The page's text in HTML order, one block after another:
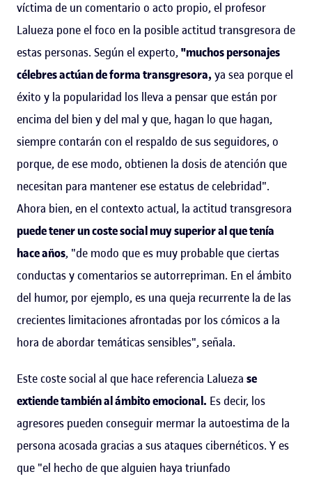
víctima de un comentario o acto propio, el profesor
Lalueza pone el foco en la posible actitud transgresora de
estas personas. Según el experto, "muchos personajes
célebres actúan de forma transgresora, ya sea porque el
éxito y la popularidad los lleva a pensar que están por
encima del bien y del mal y que, hagan lo que hagan,
siempre contarán con el respaldo de sus seguidores, o
porque, de ese modo, obtienen la dosis de atención que
necesitan para mantener ese estatus de celebridad".
Ahora bien, en el contexto actual, la actitud transgresora
puede tener un coste social muy superior al que tenía
hace años, "de modo que es muy probable que ciertas
conductas y comentarios se autorrepriman. En el ámbito
del humor, por ejemplo, es una queja recurrente la de las
crecientes limitaciones afrontadas por los cómicos a la
hora de abordar temáticas sensibles", señala.
Este coste social al que hace referencia Lalueza se
extiende también al ámbito emocional. Es decir, los
agresores pueden conseguir mermar la autoestima de la
persona acosada gracias a sus ataques cibernéticos. Y es
que "el hecho de que alguien haya triunfado